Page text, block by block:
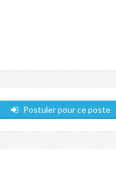
Postuler pour ce poste